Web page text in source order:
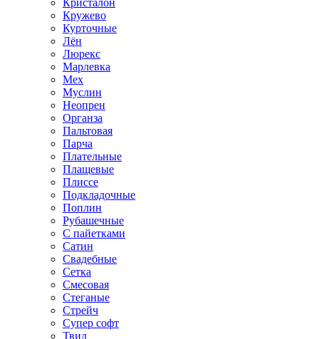
Кружево
Курточные
Лён
Люрекс
Марлевка
Мех
Муслин
Неопрен
Органза
Пальтовая
Парча
Плательные
Плащевые
Плиссе
Подкладочные
Поплин
Рубашечные
С пайетками
Сатин
Свадебные
Сетка
Смесовая
Стеганые
Стрейч
Супер софт
Твид